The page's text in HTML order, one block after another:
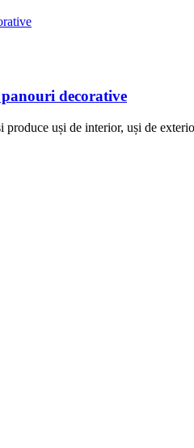
decorative
uși de interior, uși de